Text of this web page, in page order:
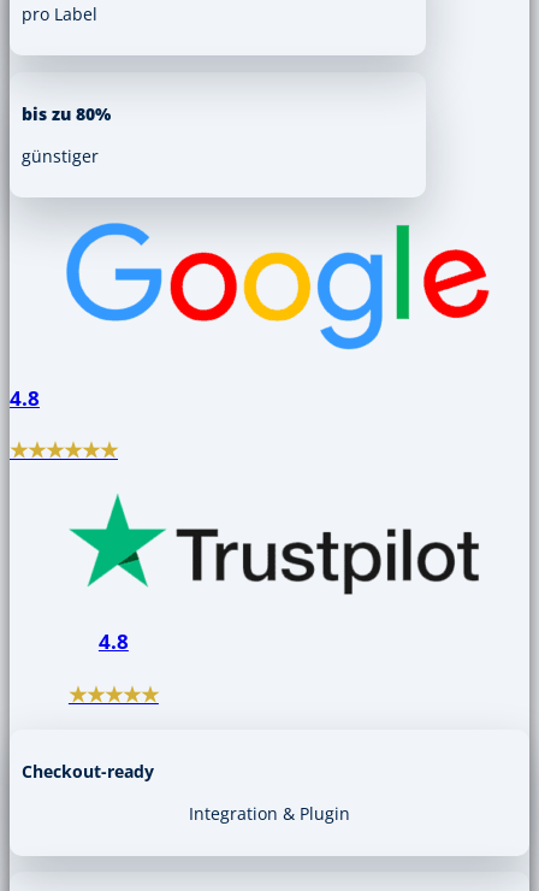
pro Label
bis zu 80%
günstiger
4.8
★★★★★★
4.8
★★★★★
Checkout-ready
Integration & Plugin